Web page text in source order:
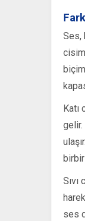
Ses,
Katı
ses